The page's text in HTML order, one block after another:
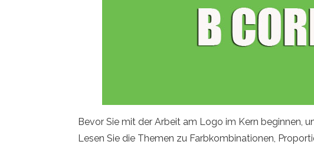
Bevor Sie mit der Arbeit am Logo im Kern beginnen,
Lesen Sie die Themen zu Farbkombinationen,